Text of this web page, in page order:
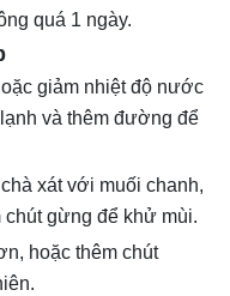
quá 1 ngày.
giảm nhiệt độ nước
và thêm đường để
xát với muối chanh,
gừng để khử mùi.
hoặc thêm chút